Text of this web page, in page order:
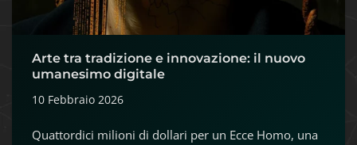
Arte tra tradizione e innovazione: il nuovo
umanesimo digitale
10 Febbraio 2026
Quattordici milioni di dollari per un Ecce Homo, una